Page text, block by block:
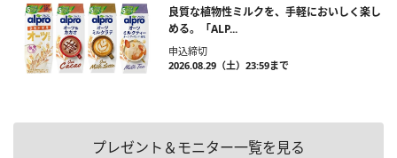
良質な植物性ミルクを、手軽においしく楽し
める。「ALP...
申込締切
2026.08.29（土）23:59まで
プレゼント＆モニター一覧を見る